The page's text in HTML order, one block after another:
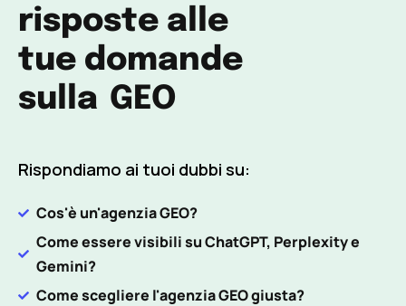
risposte alle
tue domande
sulla GEO
Rispondiamo ai tuoi dubbi su:
Cos'è un'agenzia GEO?
Come essere visibili su ChatGPT, Perplexity e
Gemini?
Come scegliere l'agenzia GEO giusta?